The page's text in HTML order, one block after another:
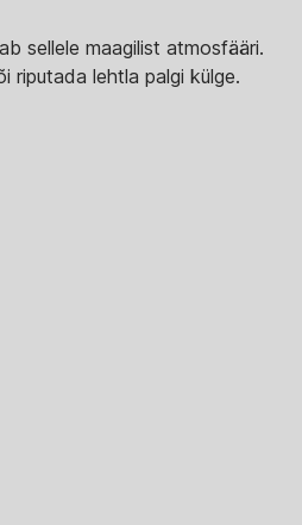
sellele maagilist atmosfääri.
riputada lehtla palgi külge.